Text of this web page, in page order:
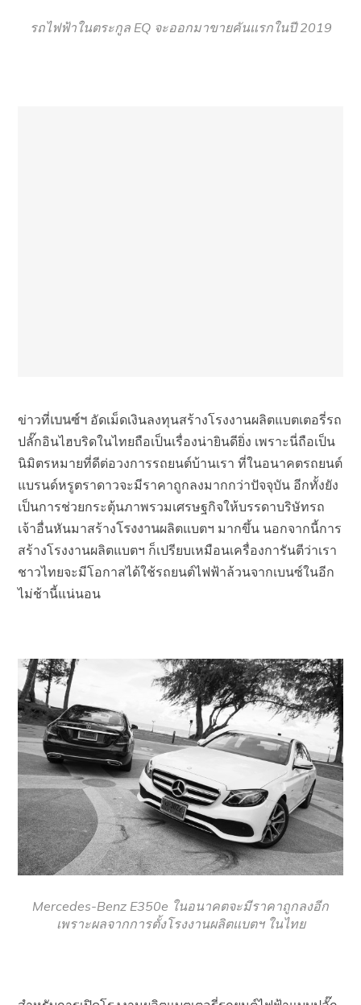
รถไฟฟ้าในตระกูล EQ จะออกมาขายคันแรกในปี 2019
ข่าวที่เบนซ์ฯ อัดเม็ดเงินลงทุนสร้างโรงงานผลิตแบตเตอรี่รถ
ปลั๊กอินไฮบริดในไทยถือเป็นเรื่องน่ายินดียิ่ง เพราะนี่ถือเป็น
นิมิตรหมายที่ดีต่อวงการรถยนต์บ้านเรา ที่ในอนาคตรถยนต์
แบรนด์หรูตราดาวจะมีราคาถูกลงมากกว่าปัจจุบัน อีกทั้งยัง
เป็นการช่วยกระตุ้นภาพรวมเศรษฐกิจให้บรรดาบริษัทรถ
เจ้าอื่นหันมาสร้างโรงงานผลิตแบตฯ มากขึ้น นอกจากนี้การ
สร้างโรงงานผลิตแบตฯ ก็เปรียบเหมือนเครื่องการันตีว่าเรา
ชาวไทยจะมีโอกาสได้ใช้รถยนต์ไฟฟ้าล้วนจากเบนซ์ในอีก
ไม่ช้านี้แน่นอน
Mercedes-Benz E350e ในอนาคตจะมีราคาถูกลงอีก
เพราะผลจากการตั้งโรงงานผลิตแบตฯ ในไทย